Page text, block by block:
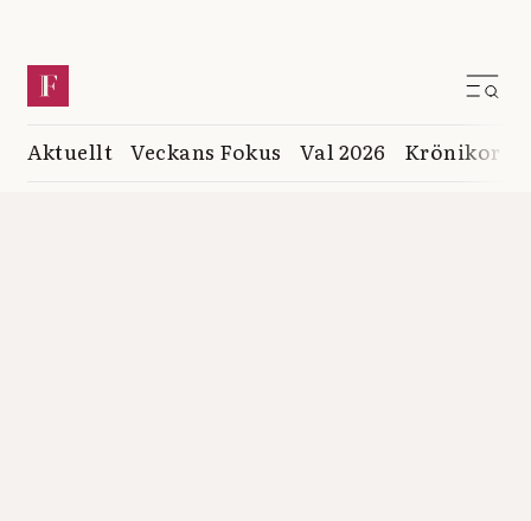
Aktuellt Veckans Fokus Val 2026 Krönikor